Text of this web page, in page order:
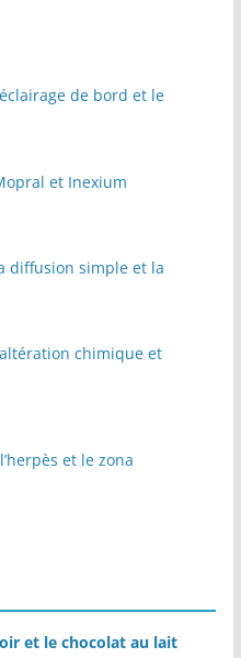
de bord et le
et Inexium
diffusion simple et la
chimique et
et le zona
et le chocolat au lait